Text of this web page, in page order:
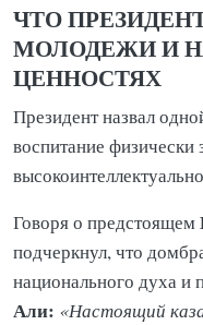
ЧТО
МОЛОДЕЖИ И
ЦЕННОСТЯХ
Президент назвал
воспитание физически
Говоря о предстоящем
подчеркнул, что
национального духа и
Али: «Настоящий